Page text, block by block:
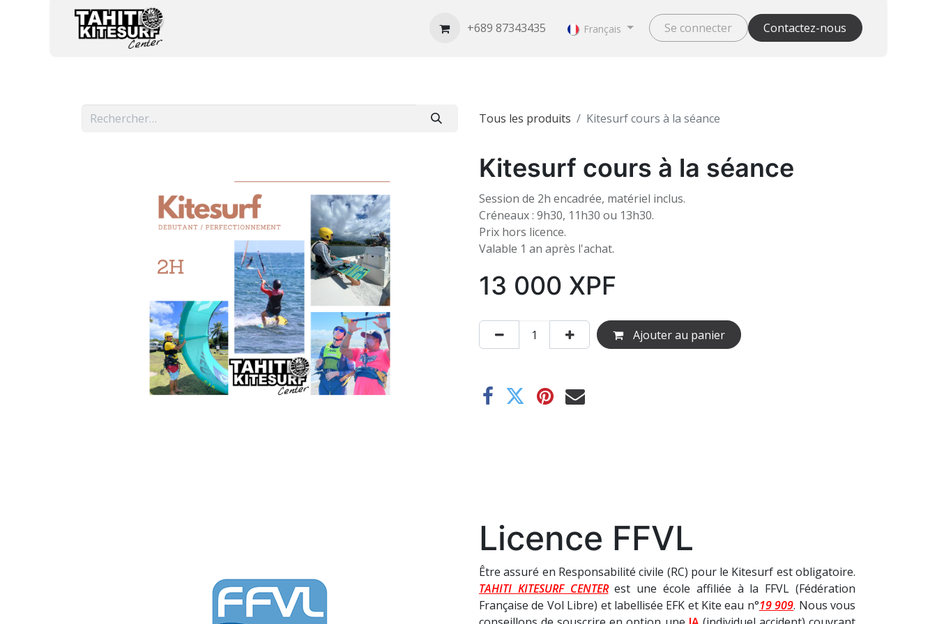
RESERVER
+689 87343435 Français Se connecter Contactez-nous
Tous les produits Kitesurf cours à la séance
Kitesurf cours à la séance
Session de 2h encadrée, matériel inclus.
Créneaux : 9h30, 11h30 ou 13h30.
Prix hors licence.
Valable 1 an après l'achat.
13 000 XPF
Ajouter au panier
Licence FFVL
Être assuré en Responsabilité civile (RC) pour le Kitesurf est obligatoire.
TAHITI KITESURF CENTERest une école affiliée à la FFVL (Fédération
Française de Vol Libre) et labellisée EFK et Kite eau n°19 909. Nous vous